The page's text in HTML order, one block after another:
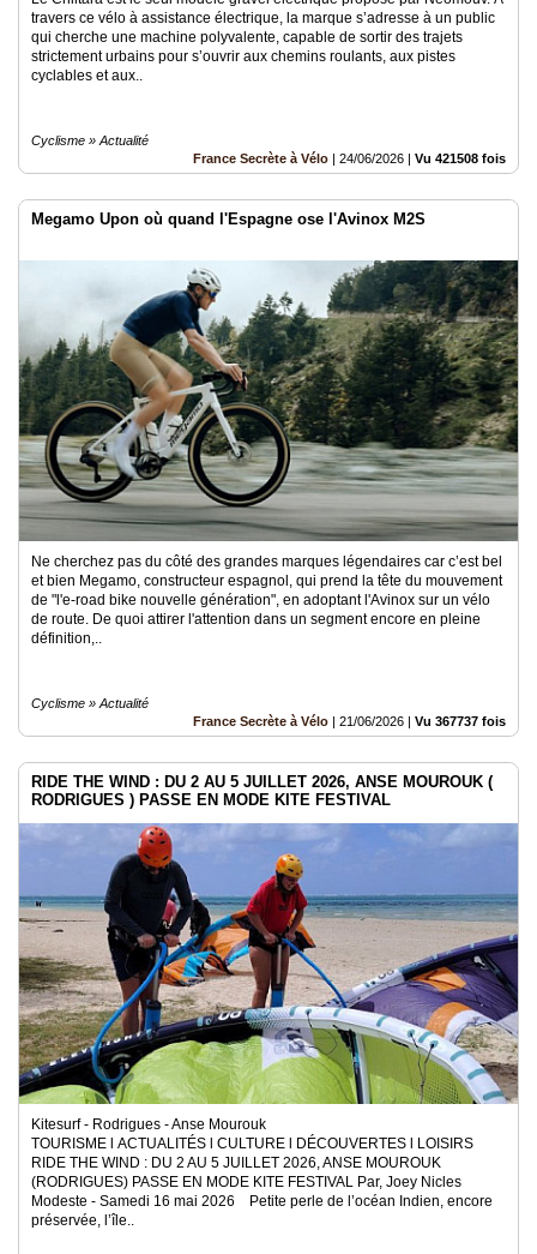
travers ce vélo à assistance électrique, la marque s’adresse à un public
qui cherche une machine polyvalente, capable de sortir des trajets
strictement urbains pour s’ouvrir aux chemins roulants, aux pistes
cyclables et aux..
Cyclisme » Actualité
France Secrète à Vélo | 24/06/2026 | Vu 421508 fois
Megamo Upon où quand l'Espagne ose l'Avinox M2S
Ne cherchez pas du côté des grandes marques légendaires car c’est bel
et bien Megamo, constructeur espagnol, qui prend la tête du mouvement
de "l'e-road bike nouvelle génération", en adoptant l'Avinox sur un vélo
de route. De quoi attirer l'attention dans un segment encore en pleine
définition,..
Cyclisme » Actualité
France Secrète à Vélo | 21/06/2026 | Vu 367737 fois
RIDE THE WIND : DU 2 AU 5 JUILLET 2026, ANSE MOUROUK (
RODRIGUES ) PASSE EN MODE KITE FESTIVAL
Kitesurf - Rodrigues - Anse Mourouk
TOURISME l ACTUALITÉS l CULTURE l DÉCOUVERTES l LOISIRS
RIDE THE WIND : DU 2 AU 5 JUILLET 2026, ANSE MOUROUK
(RODRIGUES) PASSE EN MODE KITE FESTIVAL Par, Joey Nicles
Modeste - Samedi 16 mai 2026 Petite perle de l’océan Indien, encore
préservée, l’île..